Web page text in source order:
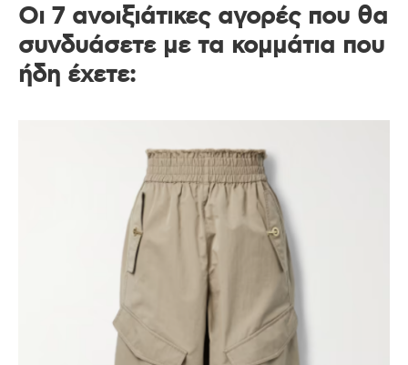
Οι 7 ανοιξιάτικες αγορές που θα
συνδυάσετε με τα κομμάτια που
ήδη έχετε: